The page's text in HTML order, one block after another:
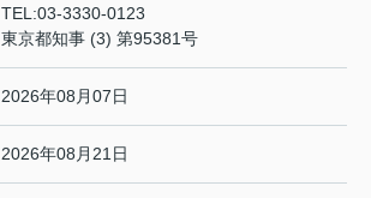
TEL:03-3330-0123
東京都知事 (3) 第95381号
2026年08月07日
2026年08月21日